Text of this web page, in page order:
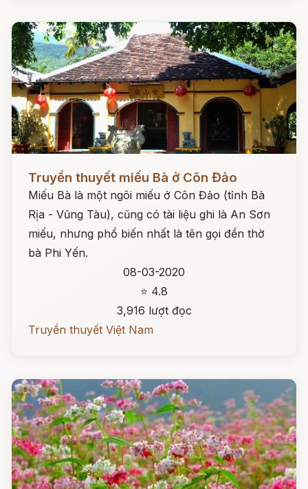
Đọc ngay
Truyền thuyết miếu Bà ở Côn Đảo
Miếu Bà là một ngôi miếu ở Côn Đảo (tỉnh Bà
Rịa - Vũng Tàu), cũng có tài liệu ghi là An Sơn
miếu, nhưng phổ biến nhất là tên gọi đền thờ
bà Phi Yến.
08-03-2020
⭐ 4.8
3,916 lượt đọc
Truyền thuyết Việt Nam